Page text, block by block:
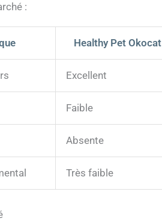
:
Healthy Pet Okocat
Excellent
Faible
Absente
Très faible